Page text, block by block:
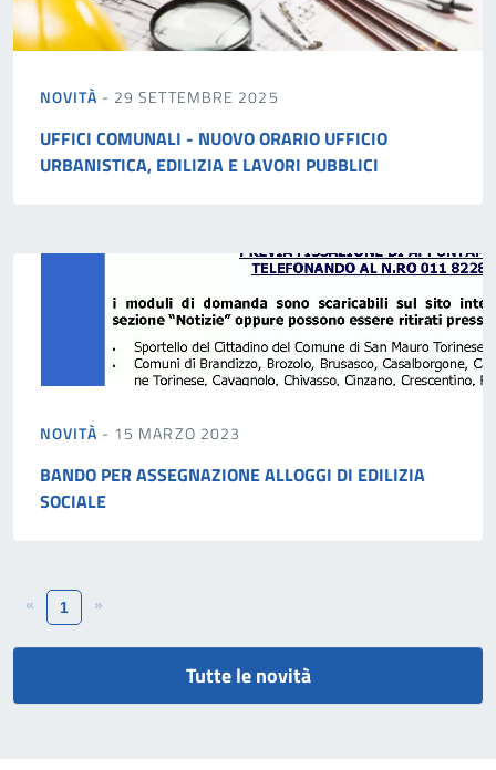
NOVITÀ - 29 SETTEMBRE 2025
UFFICI COMUNALI - NUOVO ORARIO UFFICIO
URBANISTICA, EDILIZIA E LAVORI PUBBLICI
NOVITÀ - 15 MARZO 2023
BANDO PER ASSEGNAZIONE ALLOGGI DI EDILIZIA
SOCIALE
« 1 »
Tutte le novità